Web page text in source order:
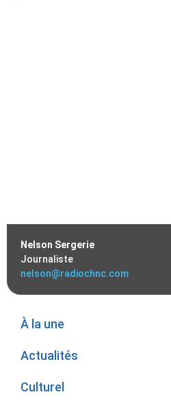
Nelson Sergerie
Journaliste
nelson@radiochnc.com
À la une
Actualités
Culturel